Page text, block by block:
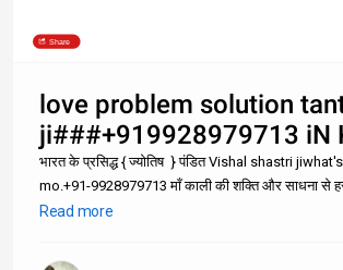
Share
love problem solution
ji###+919928979713 iN
￼￼भारत के प्रसिद्ध { ￼ज्योतिष ￼ } पंडित Vishal shastri
mo.+91-9928979713￼￼￼ माँ काली की शक्ति और साधना से
समाधान घर बैठे मात्र 72 घण्टे में करवाये वो भी गारन्टी से तो
Read more